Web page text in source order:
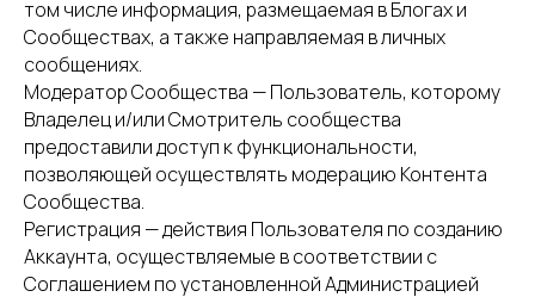
том числе информация, размещаемая в Блогах и
Сообществах, а также направляемая в личных
сообщениях.
Модератор Сообщества — Пользователь, которому
Владелец и/или Смотритель сообщества
предоставили доступ к функциональности,
позволяющей осуществлять модерацию Контента
Сообщества.
Регистрация — действия Пользователя по созданию
Аккаунта, осуществляемые в соответствии с
Соглашением по установленной Администрацией